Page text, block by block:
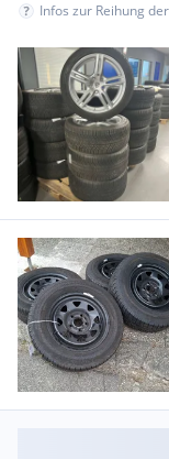
Infos zur Reihung